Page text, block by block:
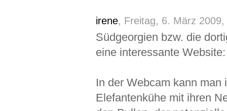
irene, Freitag, 6. März 2009,
Südgeorgien bzw. die
eine interessante
In der Webcam kann man
Elefantenkühe mit ihren